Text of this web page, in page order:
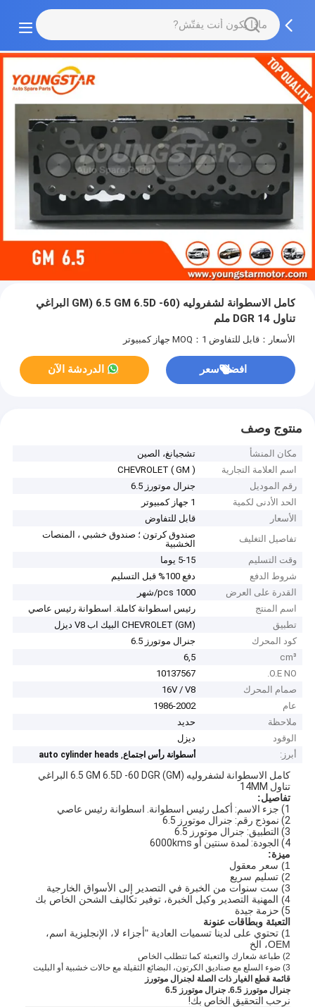
كامل الاسطوانة لشفروليه (GM) 6.5 GM 6.5D -60 البراغي
تناول DGR 14 ملم
الأسعار：قابل للتفاوض MOQ：1 جهاز كمبيوتر
افضل سعر الدردشة الآن
منتوج وصف
مكان المنشأ
تشجيانغ، الصين
اسم العلامة التجارية
CHEVROLET ( GM )
رقم الموديل
جنرال موتورز 6.5
الحد الأدنى لكمية
1 جهاز كمبيوتر
الأسعار
قابل للتفاوض
تفاصيل التغليف
صندوق كرتون ؛ صندوق خشبي ، المنصات
الخشبية
وقت التسليم
5-15 يوما
شروط الدفع
دفع 100% قبل التسليم
القدرة على العرض
1000 pcs/شهر
اسم المنتج
رئيس اسطوانة كاملة. اسطوانة رئيس عاصي
تطبيق
CHEVROLET (GM) البيك اب V8 ديزل
كود المحرك
جنرال موتورز 6.5
cm³
6,5
O.E NO.
10137567
صمام المحرك
16V / V8
عام
1986-2002
ملاحظة
حديد
الوقود
ديزل
أبرز:
أسطوانة رأس اجتماع,
auto cylinder heads
كامل الاسطوانة لشفروليه (GM) 6.5 GM 6.5D -60 DGR البراغي
تناول 14MM
تفاصيل:
1) جزء الاسم: أكمل رئيس اسطوانة. اسطوانة رئيس عاصي
2) نموذج رقم: جنرال موتورز 6.5
3) التطبيق: جنرال موتورز 6.5
4) الجودة: لمدة سنتين أو 6000kms
ميزة:
1) سعر معقول
2) تسليم سريع
3) ست سنوات من الخبرة في التصدير إلى الأسواق الخارجية
4) المهنية التصدير وكيل الخبرة، توفير تكاليف الشحن الخاص بك
5) حزمة جيدة
التعبئة وبطاقات عنونة
1) تحتوي على لدينا تسميات العادية "أجزاء لا، الإنجليزية اسم،
OEM، الخ
2) طباعة شعارك والتعبئة كما تتطلب الخاص
3) ضوء السلع مع صناديق الكرتون، البضائع الثقيلة مع حالات خشبية أو البليت
قائمة قطع الغيار ذات الصلة لجنرال موتورز
جنرال موتورز 6.5.
جنرال موتورز 6.5
نرحب التحقيق الخاص بك!